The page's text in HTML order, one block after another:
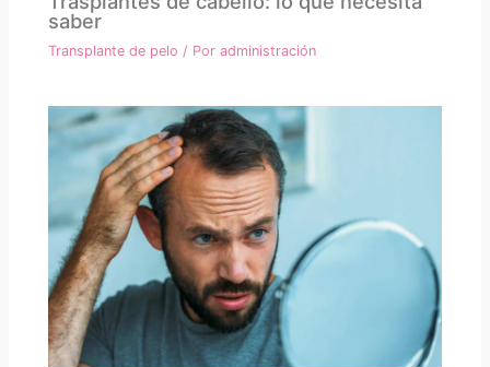
saber
Transplante de pelo / Poradministración